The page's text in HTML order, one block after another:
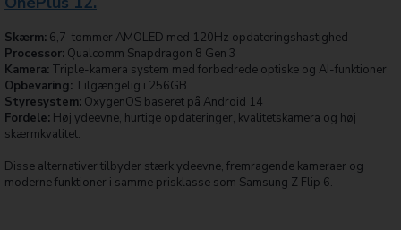
Skærm: 6,7-tommer AMOLED med 120Hz opdateringshastighed
Processor: Qualcomm Snapdragon 8 Gen 3
Kamera: Triple-kamera system med forbedrede optiske og AI-funktioner
Opbevaring: Tilgængelig i 256GB
Styresystem: OxygenOS baseret på Android 14
Fordele: Høj ydeevne, hurtige opdateringer, kvalitetskamera og høj
skærmkvalitet.
Disse alternativer tilbyder stærk ydeevne, fremragende kameraer og
moderne funktioner i samme prisklasse som Samsung Z Flip 6.